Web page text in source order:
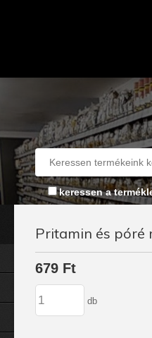
keressen a
Pritamin és póré
679 Ft
db